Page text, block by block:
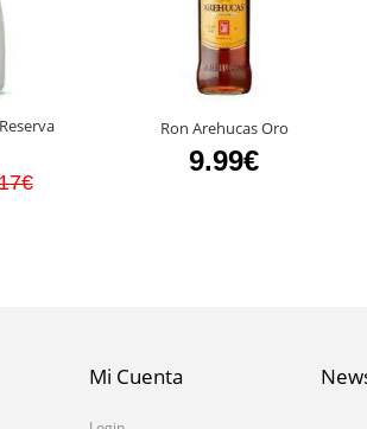
Ron Arehucas Oro
9.99€
Mi Cuenta